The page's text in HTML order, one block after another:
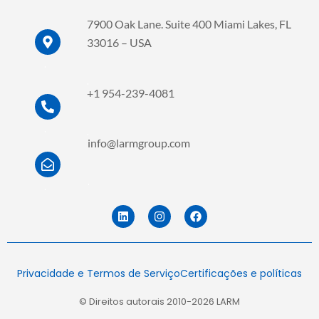
7900 Oak Lane. Suite 400 Miami Lakes, FL
33016 – USA
+1 954-239-4081
info@larmgroup.com
L
i
n
k
i
I
n
s
t
g
r
m
F
a
c
e
o
Privacidade e Termos de ServiçoCertificações e políticas
© Direitos autorais 2010-2026 LARM